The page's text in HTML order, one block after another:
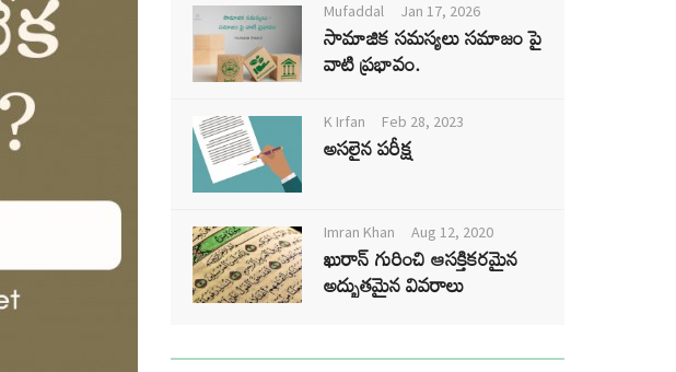
Mufaddal Jan 17, 2026
సామాజిక సమస్యలు సమాజం పై
వాటి ప్రభావం.
K Irfan Feb 28, 2023
అసలైన పరీక్ష
Imran Khan Aug 12, 2020
ఖురాన్ గురించి ఆసక్తికరమైన
అద్భుతమైన వివరాలు